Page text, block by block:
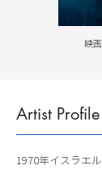
映
Artist Profile
1970年イスラエ